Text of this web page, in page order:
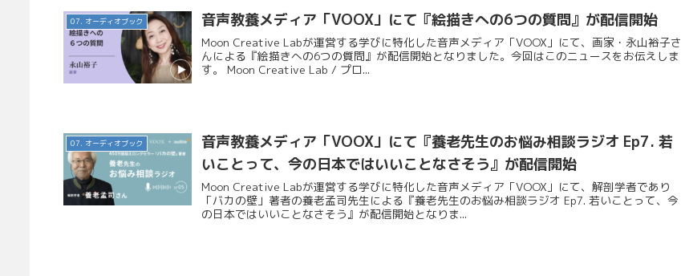
07. オーディオブック 音声教養メディア「VOOX」にて『絵描きへの6つの質問』が配信開始
Moon Creative Labが運営する学びに特化した音声メディア「VOOX」にて、画家・永山裕子さ
んによる『絵描きへの6つの質問』が配信開始となりました。今回はこのニュースをお伝えしま
す。 Moon Creative Lab / プロ...
07. オーディオブック
音声教養メディア「VOOX」にて『養老先生のお悩み相談ラジオ Ep7. 若
いことって、今の日本ではいいことなさそう』が配信開始
Moon Creative Labが運営する学びに特化した音声メディア「VOOX」にて、解剖学者であり
「バカの壁」著者の養老孟司先生による『養老先生のお悩み相談ラジオ Ep7. 若いことって、今
の日本ではいいことなさそう』が配信開始となりま...